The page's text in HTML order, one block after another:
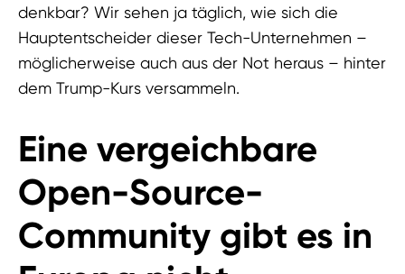
denkbar? Wir sehen ja täglich, wie sich die
Hauptentscheider dieser Tech-Unternehmen –
möglicherweise auch aus der Not heraus – hinter
dem Trump-Kurs versammeln.
Eine vergeichbare
Open-Source-
Community gibt es in